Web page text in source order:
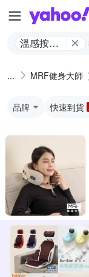
溫感按摩
MRF健身大師
品牌 快速到貨